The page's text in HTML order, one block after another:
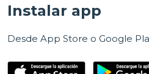
Instalar app
Desde App Store o Google